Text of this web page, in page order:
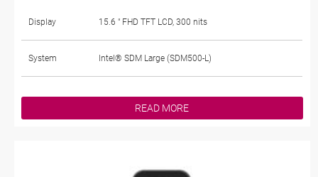
Display 15.6 " FHD TFT LCD, 300 nits
System Intel® SDM Large (SDM500-L)
READ MORE